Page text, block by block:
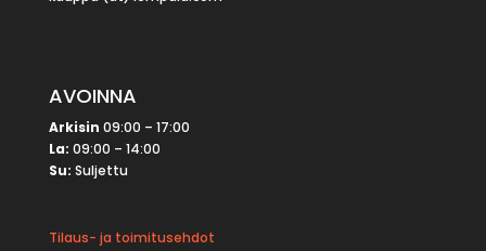
AVOINNA
Arkisin 09:00 – 17:00
La: 09:00 – 14:00
Su: Suljettu
Tilaus- ja toimitusehdot